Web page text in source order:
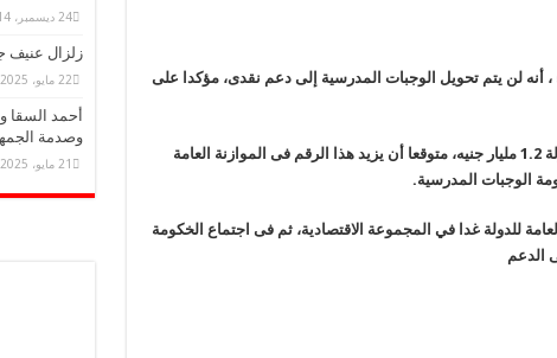
لن يتم تحويل الوجبات المدرسية إلى دعم نقدى، مؤكدا على
وأكد رئيس الوزراء ، أن الوجبات المدرسية تكلف الدولة 1.2 مليار جنيه، متوقعا أن يزيد هذا الرقم فى الموازنة العامة
الوجبات المدرسية.
للدولة غدا في المجموعة الاقتصادية، ثم فى اجتماع الخكومة
الدعم
24 ديسمبر، 2014
زلزال عنيف
22 مايو، 2025
أحمد السقا
وصدمة
21 مايو، 2025